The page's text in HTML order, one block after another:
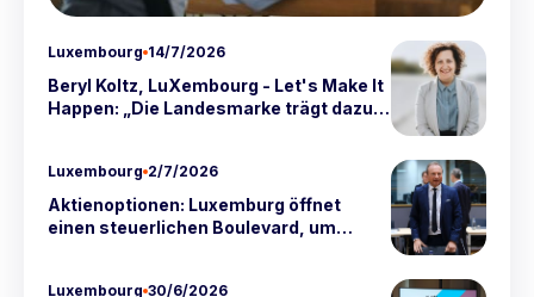
Luxembourg 14/7/2026
Beryl Koltz, LuXembourg - Let's Make It
Happen: „Die Landesmarke trägt dazu
machen"
Luxembourg 2/7/2026
Aktienoptionen: Luxemburg öffnet
einen steuerlichen Boulevard, um
Luxembourg 30/6/2026